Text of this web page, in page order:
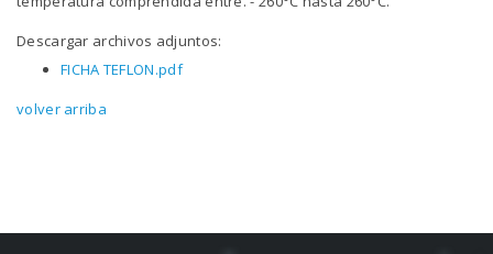
Descargar archivos adjuntos:
FICHA TEFLON.pdf
volver arriba